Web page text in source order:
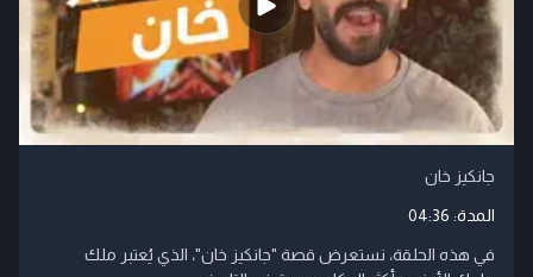
جانكيز خان
المدة: 04:36
في هذه الحلقة، نستعرض قصة "جانكيز خان"، الذي يُعتبر ملك